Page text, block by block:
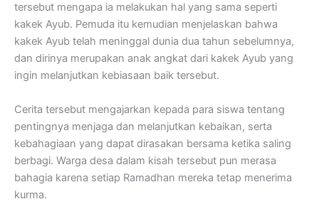
tersebut mengapa ia melakukan hal yang sama seperti
kakek Ayub. Pemuda itu kemudian menjelaskan bahwa
kakek Ayub telah meninggal dunia dua tahun sebelumnya,
dan dirinya merupakan anak angkat dari kakek Ayub yang
ingin melanjutkan kebiasaan baik tersebut.
Cerita tersebut mengajarkan kepada para siswa tentang
pentingnya menjaga dan melanjutkan kebaikan, serta
kebahagiaan yang dapat dirasakan bersama ketika saling
berbagi. Warga desa dalam kisah tersebut pun merasa
bahagia karena setiap Ramadhan mereka tetap menerima
kurma.